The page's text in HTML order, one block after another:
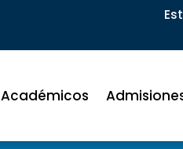
Académicos